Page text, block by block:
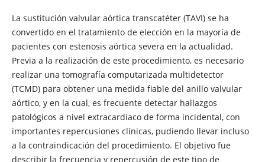
La sustitución valvular aórtica transcatéter (TAVI) se ha
convertido en el tratamiento de elección en la mayoría de
pacientes con estenosis aórtica severa en la actualidad.
Previa a la realización de este procedimiento, es necesario
realizar una tomografía computarizada multidetector
(TCMD) para obtener una medida fiable del anillo valvular
aórtico, y en la cual, es frecuente detectar hallazgos
patológicos a nivel extracardíaco de forma incidental, con
importantes repercusiones clínicas, pudiendo llevar incluso
a la contraindicación del procedimiento. El objetivo fue
describir la frecuencia y repercusión de este tipo de